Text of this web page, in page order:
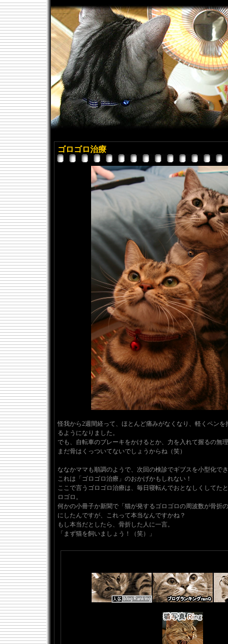
ゴロゴロ治療
怪我から2週間経って、ほとんど痛みがなくなり、軽くペン
るようになりました。
でも、自転車のブレーキをかけるとか、力を入れて握るの無
まだ骨はくっついてないでしょうからね（笑）
ななかママも順調のようで、次回の検診でギブスを小型化で
これは「ゴロゴロ治療」のおかげかもしれない！
ここで言うゴロゴロ治療は、毎日寝転んでおとなしくしてた
ロゴロ。
何かの小冊子か新聞で「猫が発するゴロゴロの周波数が骨折
にしたんですが、これって本当なんですかね？
もし本当だとしたら、骨折した人に一言。
「まず猫を飼いましょう！（笑）」